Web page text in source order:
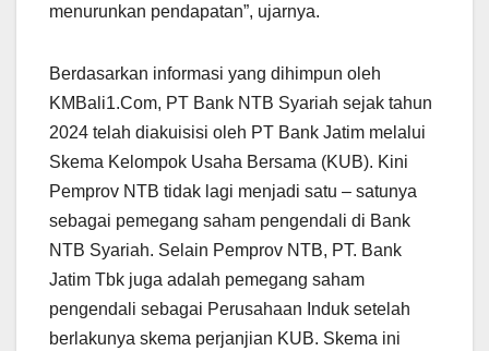
menurunkan pendapatan”, ujarnya.
Berdasarkan informasi yang dihimpun oleh
KMBali1.Com, PT Bank NTB Syariah sejak tahun
2024 telah diakuisisi oleh PT Bank Jatim melalui
Skema Kelompok Usaha Bersama (KUB). Kini
Pemprov NTB tidak lagi menjadi satu – satunya
sebagai pemegang saham pengendali di Bank
NTB Syariah. Selain Pemprov NTB, PT. Bank
Jatim Tbk juga adalah pemegang saham
pengendali sebagai Perusahaan Induk setelah
berlakunya skema perjanjian KUB. Skema ini